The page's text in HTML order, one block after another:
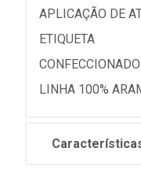
APLICAÇÃO DE
ETIQUETA
LINHA 100%